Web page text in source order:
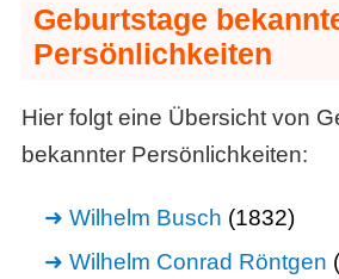
Geburtstage
Persönlichkeiten
Hier folgt eine Übersicht von
bekannter Persönlichkeiten:
Wilhelm Busch (1832)
Wilhelm Conrad Röntgen